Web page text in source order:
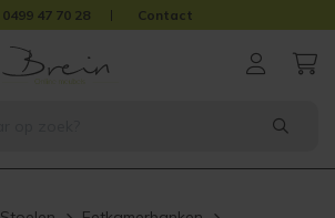
0499 47 70 28 Contact